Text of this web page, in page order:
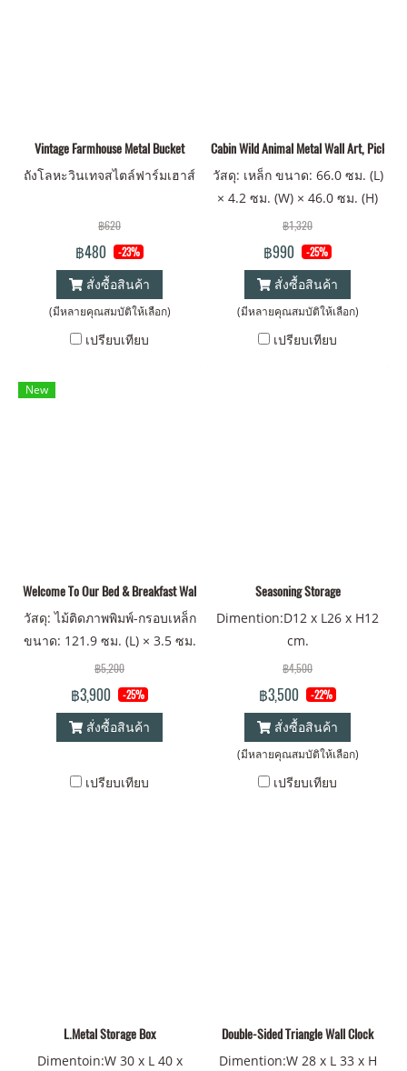
Vintage Farmhouse Metal Bucket
ถังโลหะวินเทจสไตล์ฟาร์มเฮาส์
฿620
฿480 -23%
สั่งซื้อสินค้า
(มีหลายคุณสมบัติให้เลือก)
เปรียบเทียบ
Cabin Wild Animal Metal Wall Art, Pick
วัสดุ: เหล็ก ขนาด: 66.0 ซม. (L)
× 4.2 ซม. (W) × 46.0 ซม. (H)
น้ำหนัก: 1.5 กก
฿1,320
฿990 -25%
สั่งซื้อสินค้า
(มีหลายคุณสมบัติให้เลือก)
เปรียบเทียบ
New
Welcome To Our Bed & Breakfast Wall Sign
วัสดุ: ไม้ติดภาพพิมพ์-กรอบเหล็ก
ขนาด: 121.9 ซม. (L) × 3.5 ซม.
(W) × 61.0 ซม. (H) น้ำหนัก: 6.0
กก.
฿5,200
฿3,900 -25%
สั่งซื้อสินค้า
เปรียบเทียบ
Seasoning Storage
Dimention:D12 x L26 x H12
cm.
฿4,500
฿3,500 -22%
สั่งซื้อสินค้า
(มีหลายคุณสมบัติให้เลือก)
เปรียบเทียบ
L.Metal Storage Box
Dimentoin:W 30 x L 40 x
Double-Sided Triangle Wall Clock
Dimention:W 28 x L 33 x H